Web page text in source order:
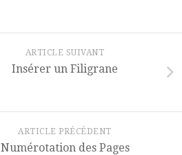
Tutos
Excel
Access
ARTICLE SUIVANT
Insérer un Filigrane
ARTICLE PRÉCÉDENT
Numérotation des Pages